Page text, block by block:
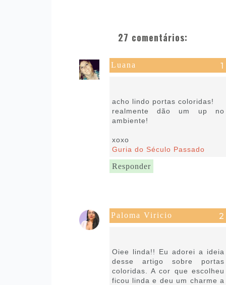
27 comentários:
Luana
acho lindo portas coloridas!
realmente dão um up no
ambiente!
xoxo
Guria do Século Passado
Responder
Paloma Viricio
Oiee linda!! Eu adorei a ideia
desse artigo sobre portas
coloridas. A cor que escolheu
ficou linda e deu um charme a